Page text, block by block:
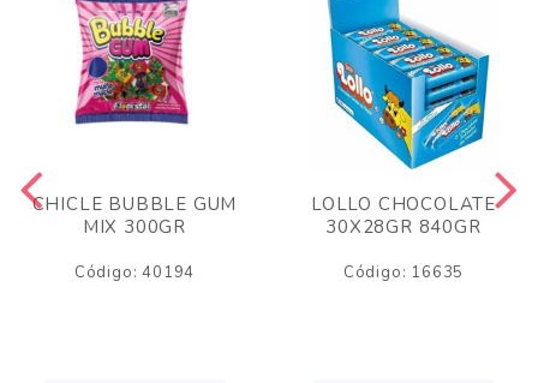
CHICLE BUBBLE GUM
MIX 300GR
Código: 40194
LOLLO CHOCOLATE
30X28GR 840GR
Código: 16635